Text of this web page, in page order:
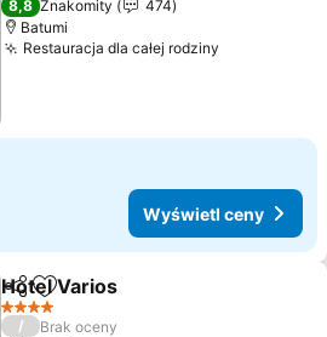
8,8 Znakomity
474
Batumi
Restauracja dla całej rodziny
Wyświetl ceny
Udostępnij
Dodaj do ulubionych
Hotel Varios
4 Kategoria
/
Brak oceny